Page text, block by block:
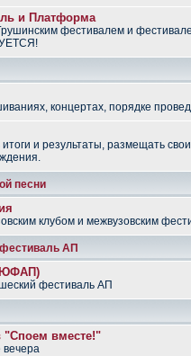
и Платформа
фестивалем и
концертах, порядке
и результаты, размещать
песни
клубом и межвузовским
АП
фестиваль АП
"Споем вместе!"